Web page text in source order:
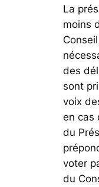
La
moins
des
sont
voix
en cas
du
voter
du